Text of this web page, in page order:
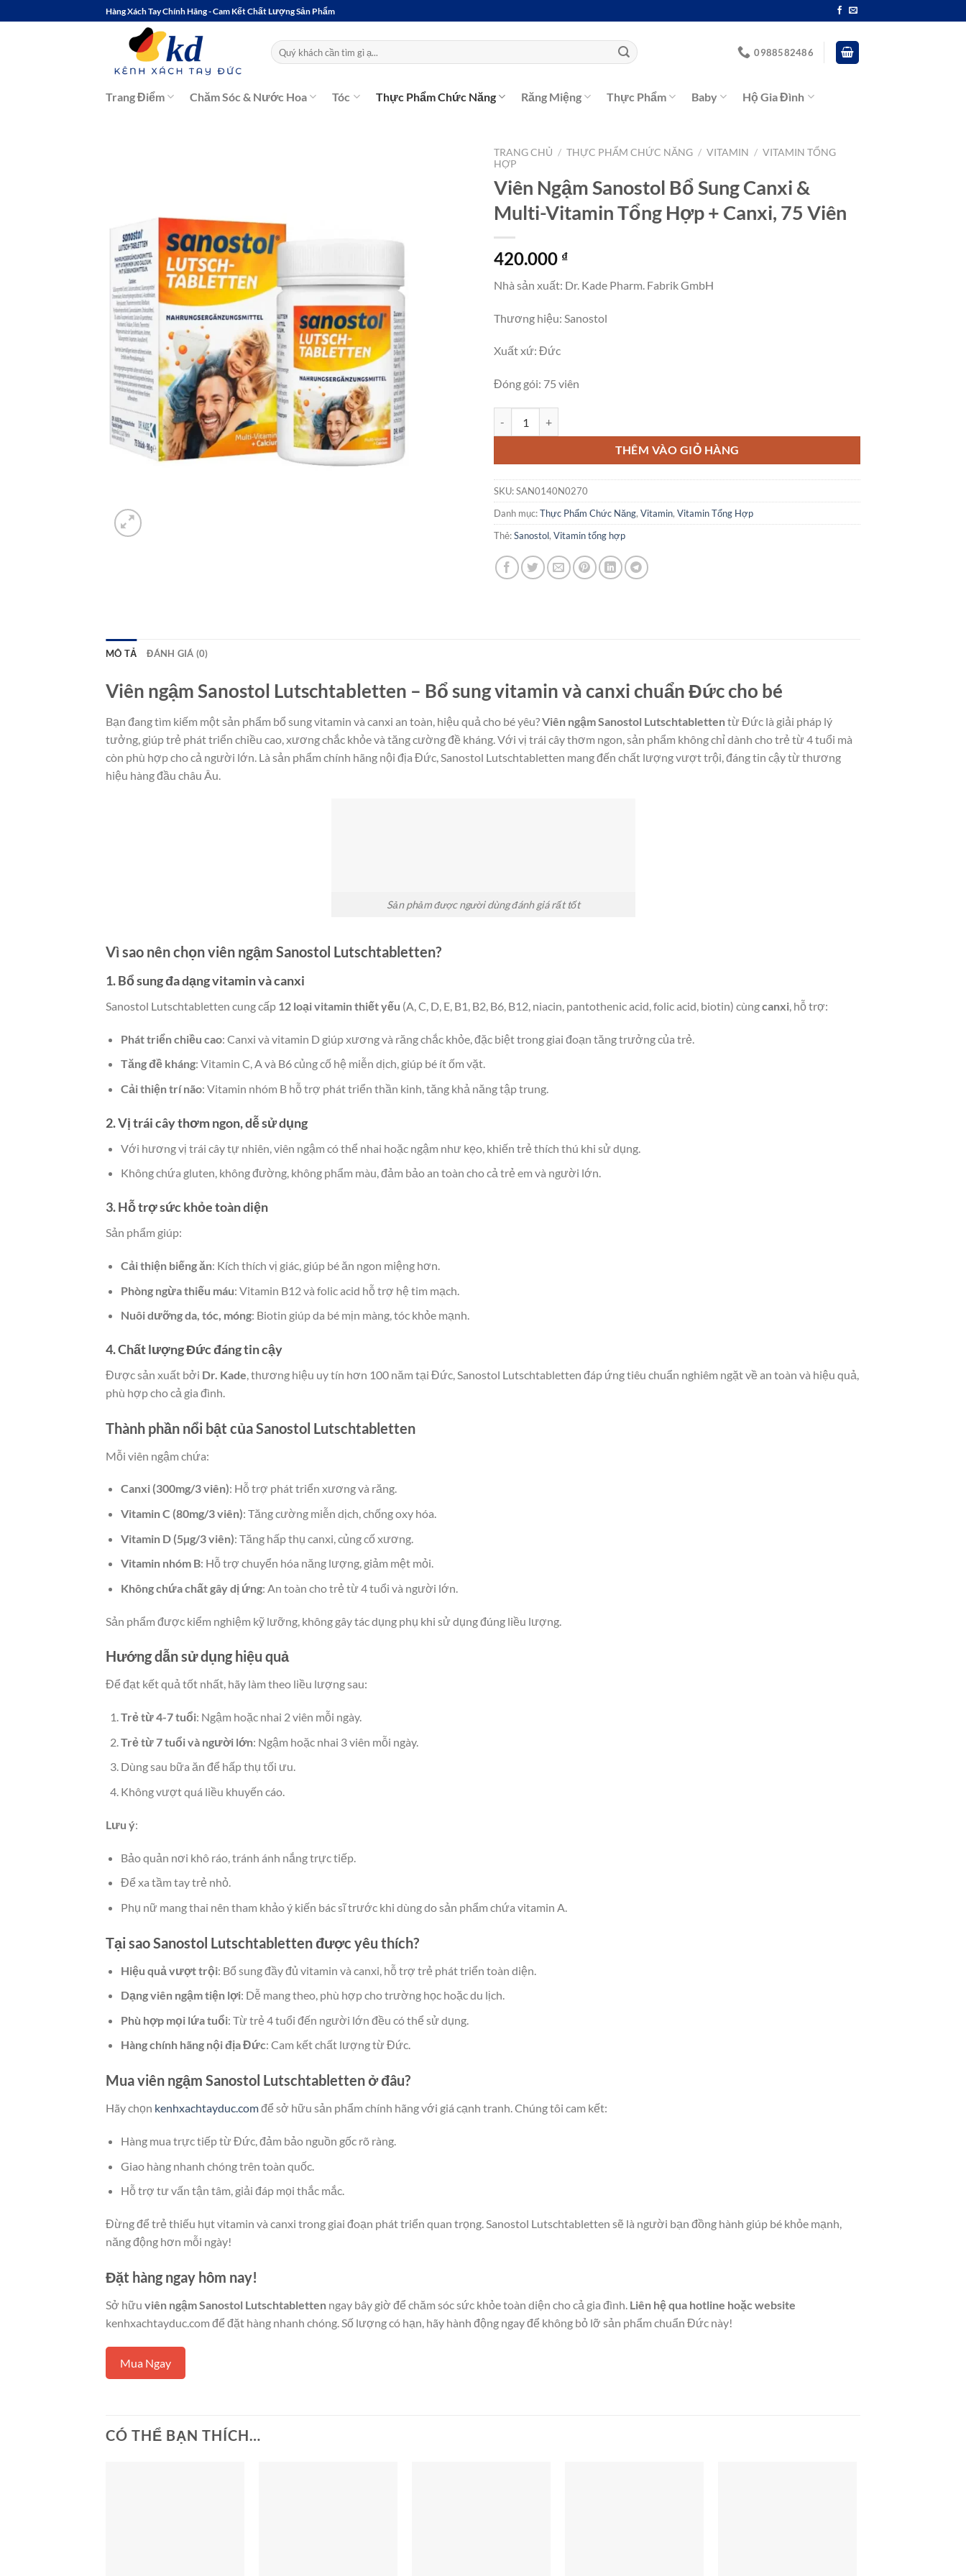
qua
Hàng Xách Tay Chính Hãng - Cam Kết Chất Lượng Sản Phẩm
Tìm
kiếm:
0988582486
Trang Điểm Chăm Sóc & Nước Hoa Tóc Thực Phẩm Chức Năng Răng Miệng Thực Phẩm Baby Hộ Gia Đình
TRANG CHỦ / THỰC PHẨM CHỨC NĂNG / VITAMIN / VITAMIN TỔNG
HỢP
Viên Ngậm Sanostol Bổ Sung Canxi &
Multi-Vitamin Tổng Hợp + Canxi, 75 Viên
420.000 ₫
Nhà sản xuất: Dr. Kade Pharm. Fabrik GmbH
Thương hiệu: Sanostol
Xuất xứ: Đức
Đóng gói: 75 viên
THÊM VÀO GIỎ HÀNG
SKU:SAN0140N0270
Danh mục:Thực Phẩm Chức Năng, Vitamin, Vitamin Tổng Hợp
Thẻ:Sanostol, Vitamin tổng hợp
MÔ TẢ ĐÁNH GIÁ (0)
Viên ngậm Sanostol Lutschtabletten – Bổ sung vitamin và canxi chuẩn Đức cho bé
Bạn đang tìm kiếm một sản phẩm bổ sung vitamin và canxi an toàn, hiệu quả cho bé yêu?Viên ngậm Sanostol Lutschtablettentừ Đức là giải pháp lý
tưởng, giúp trẻ phát triển chiều cao, xương chắc khỏe và tăng cường đề kháng. Với vị trái cây thơm ngon, sản phẩm không chỉ dành cho trẻ từ 4 tuổi mà
còn phù hợp cho cả người lớn. Là sản phẩm chính hãng nội địa Đức, Sanostol Lutschtabletten mang đến chất lượng vượt trội, đáng tin cậy từ thương
hiệu hàng đầu châu Âu.
Sản phảm được người dùng đánh giá rất tốt
Vì sao nên chọn viên ngậm Sanostol Lutschtabletten?
1. Bổ sung đa dạng vitamin và canxi
Sanostol Lutschtabletten cung cấp 12 loại vitamin thiết yếu (A, C, D, E, B1, B2, B6, B12, niacin, pantothenic acid, folic acid, biotin) cùngcanxi, hỗ trợ:
Phát triển chiều cao: Canxi và vitamin D giúp xương và răng chắc khỏe, đặc biệt trong giai đoạn tăng trưởng của trẻ.
Tăng đề kháng: Vitamin C, A và B6 củng cố hệ miễn dịch, giúp bé ít ốm vặt.
Cải thiện trí não: Vitamin nhóm B hỗ trợ phát triển thần kinh, tăng khả năng tập trung.
2. Vị trái cây thơm ngon, dễ sử dụng
Với hương vị trái cây tự nhiên, viên ngậm có thể nhai hoặc ngậm như kẹo, khiến trẻ thích thú khi sử dụng.
Không chứa gluten, không đường, không phẩm màu, đảm bảo an toàn cho cả trẻ em và người lớn.
3. Hỗ trợ sức khỏe toàn diện
Sản phẩm giúp:
Cải thiện biếng ăn: Kích thích vị giác, giúp bé ăn ngon miệng hơn.
Phòng ngừa thiếu máu: Vitamin B12 và folic acid hỗ trợ hệ tim mạch.
Nuôi dưỡng da, tóc, móng: Biotin giúp da bé mịn màng, tóc khỏe mạnh.
4. Chất lượng Đức đáng tin cậy
Được sản xuất bởi Dr. Kade, thương hiệu uy tín hơn 100 năm tại Đức, Sanostol Lutschtabletten đáp ứng tiêu chuẩn nghiêm ngặt về an toàn và hiệu quả,
phù hợp cho cả gia đình.
Thành phần nổi bật của Sanostol Lutschtabletten
Mỗi viên ngậm chứa:
Canxi (300mg/3 viên): Hỗ trợ phát triển xương và răng.
Vitamin C (80mg/3 viên): Tăng cường miễn dịch, chống oxy hóa.
Vitamin D (5µg/3 viên): Tăng hấp thụ canxi, củng cố xương.
Vitamin nhóm B: Hỗ trợ chuyển hóa năng lượng, giảm mệt mỏi.
Không chứa chất gây dị ứng: An toàn cho trẻ từ 4 tuổi và người lớn.
Sản phẩm được kiểm nghiệm kỹ lưỡng, không gây tác dụng phụ khi sử dụng đúng liều lượng.
Hướng dẫn sử dụng hiệu quả
Để đạt kết quả tốt nhất, hãy làm theo liều lượng sau:
Trẻ từ 4-7 tuổi: Ngậm hoặc nhai 2 viên mỗi ngày.
Trẻ từ 7 tuổi và người lớn: Ngậm hoặc nhai 3 viên mỗi ngày.
Dùng sau bữa ăn để hấp thụ tối ưu.
Không vượt quá liều khuyến cáo.
Lưu ý:
Bảo quản nơi khô ráo, tránh ánh nắng trực tiếp.
Để xa tầm tay trẻ nhỏ.
Phụ nữ mang thai nên tham khảo ý kiến bác sĩ trước khi dùng do sản phẩm chứa vitamin A.
Tại sao Sanostol Lutschtabletten được yêu thích?
Hiệu quả vượt trội: Bổ sung đầy đủ vitamin và canxi, hỗ trợ trẻ phát triển toàn diện.
Dạng viên ngậm tiện lợi: Dễ mang theo, phù hợp cho trường học hoặc du lịch.
Phù hợp mọi lứa tuổi: Từ trẻ 4 tuổi đến người lớn đều có thể sử dụng.
Hàng chính hãng nội địa Đức: Cam kết chất lượng từ Đức.
Mua viên ngậm Sanostol Lutschtabletten ở đâu?
Hãy chọn kenhxachtayduc.comđể sở hữu sản phẩm chính hãng với giá cạnh tranh. Chúng tôi cam kết:
Hàng mua trực tiếp từ Đức, đảm bảo nguồn gốc rõ ràng.
Giao hàng nhanh chóng trên toàn quốc.
Hỗ trợ tư vấn tận tâm, giải đáp mọi thắc mắc.
Đừng để trẻ thiếu hụt vitamin và canxi trong giai đoạn phát triển quan trọng. Sanostol Lutschtabletten sẽ là người bạn đồng hành giúp bé khỏe mạnh,
năng động hơn mỗi ngày!
Đặt hàng ngay hôm nay!
Sở hữu viên ngậm Sanostol Lutschtabletten ngay bây giờ để chăm sóc sức khỏe toàn diện cho cả gia đình. Liên hệ qua hotline hoặc website
kenhxachtayduc.com để đặt hàng nhanh chóng. Số lượng có hạn, hãy hành động ngay để không bỏ lỡ sản phẩm chuẩn Đức này!
Mua Ngay
CÓ THỂ BẠN THÍCH…